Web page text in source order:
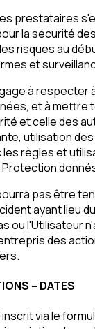
prestataires
la sécurité
risques au
et
à respecter
et à mettre
et celle des
utilisation
règles et
pas être
ayant lieu
ou l'Utilisateur
des
– DATES
via le